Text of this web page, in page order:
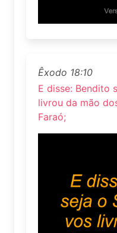
Êxodo 18:10
E disse: Bendito
livrou da mão
Faraó;